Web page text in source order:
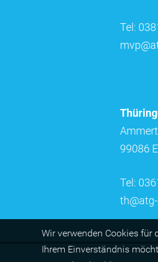
Tel:
99086
Tel:
Wir ver­wen­den Cookies
Ihrem Ein­ver­ständ­nis